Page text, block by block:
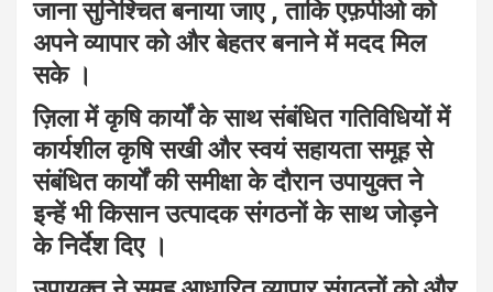
जाना सुनिश्चित बनाया जाए , ताकि एफ़पीओ को
अपने व्यापार को और बेहतर बनाने में मदद मिल
सके ।
ज़िला में कृषि कार्यों के साथ संबंधित गतिविधियों में
कार्यशील कृषि सखी और स्वयं सहायता समूह से
संबंधित कार्यों की समीक्षा के दौरान उपायुक्त ने
इन्हें भी किसान उत्पादक संगठनों के साथ जोड़ने
के निर्देश दिए ।